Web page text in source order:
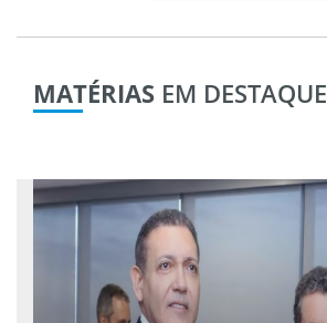
MATÉRIAS EM DESTAQUE